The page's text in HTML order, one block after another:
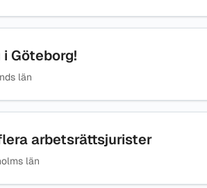
Göteborg!
län
arbetsrättsjurister
län